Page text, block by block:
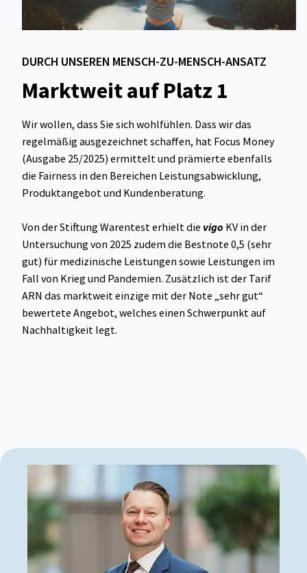
DURCH UNSEREN MENSCH-ZU-MENSCH-ANSATZ
Marktweit auf Platz 1
Wir wollen, dass Sie sich wohlfühlen. Dass wir das
regelmäßig ausgezeichnet schaffen, hat Focus Money
(Ausgabe 25/2025) ermittelt und prämierte ebenfalls
die Fairness in den Bereichen Leistungsabwicklung,
Produktangebot und Kundenberatung.
Von der Stiftung Warentest erhielt die vigo KV in der
Untersuchung von 2025 zudem die Bestnote 0,5 (sehr
gut) für medizinische Leistungen sowie Leistungen im
Fall von Krieg und Pandemien. Zusätzlich ist der Tarif
ARN das marktweit einzige mit der Note „sehr gut“
bewertete Angebot, welches einen Schwerpunkt auf
Nachhaltigkeit legt.